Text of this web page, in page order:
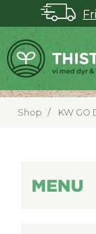
Shop KW GO
MENU